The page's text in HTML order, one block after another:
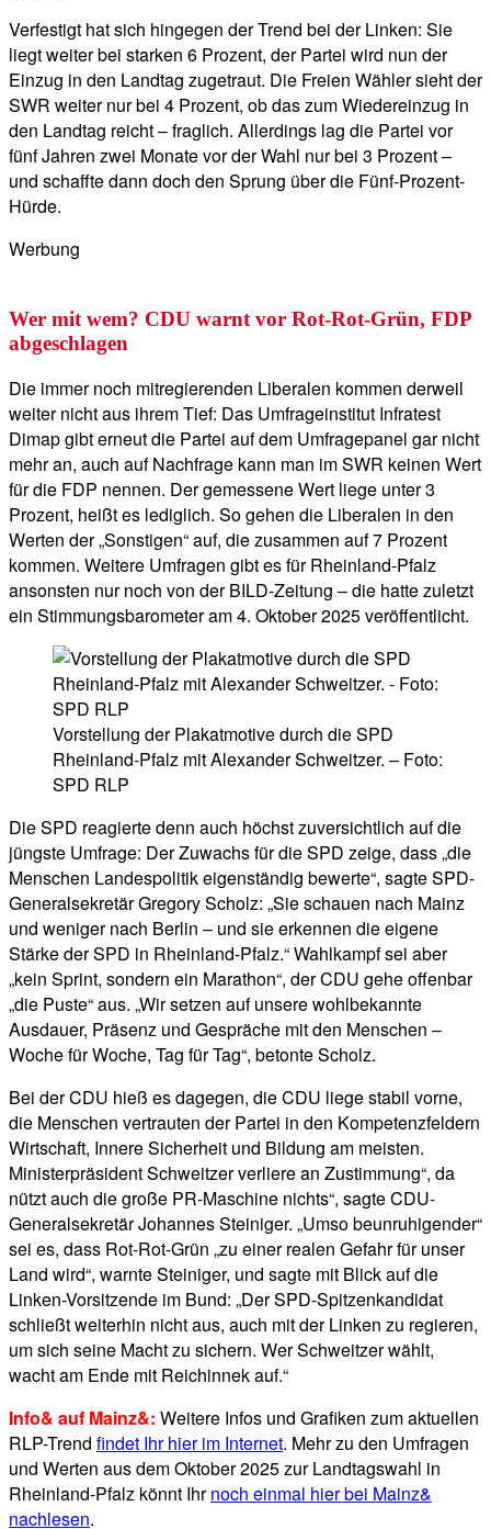
Verfestigt hat sich hingegen der Trend bei der Linken: Sie
liegt weiter bei starken 6 Prozent, der Partei wird nun der
Einzug in den Landtag zugetraut. Die Freien Wähler sieht der
SWR weiter nur bei 4 Prozent, ob das zum Wiedereinzug in
den Landtag reicht – fraglich. Allerdings lag die Partei vor
fünf Jahren zwei Monate vor der Wahl nur bei 3 Prozent –
und schaffte dann doch den Sprung über die Fünf-Prozent-
Hürde.
Werbung
Wer mit wem? CDU warnt vor Rot-Rot-Grün, FDP
abgeschlagen
Die immer noch mitregierenden Liberalen kommen derweil
weiter nicht aus ihrem Tief: Das Umfrageinstitut Infratest
Dimap gibt erneut die Partei auf dem Umfragepanel gar nicht
mehr an, auch auf Nachfrage kann man im SWR keinen Wert
für die FDP nennen. Der gemessene Wert liege unter 3
Prozent, heißt es lediglich. So gehen die Liberalen in den
Werten der „Sonstigen“ auf, die zusammen auf 7 Prozent
kommen. Weitere Umfragen gibt es für Rheinland-Pfalz
ansonsten nur noch von der BILD-Zeitung – die hatte zuletzt
ein Stimmungsbarometer am 4. Oktober 2025 veröffentlicht.
Vorstellung der Plakatmotive durch die SPD
Rheinland-Pfalz mit Alexander Schweitzer. – Foto:
SPD RLP
Die SPD reagierte denn auch höchst zuversichtlich auf die
jüngste Umfrage: Der Zuwachs für die SPD zeige, dass „die
Menschen Landespolitik eigenständig bewerte“, sagte SPD-
Generalsekretär Gregory Scholz: „Sie schauen nach Mainz
und weniger nach Berlin – und sie erkennen die eigene
Stärke der SPD in Rheinland-Pfalz.“ Wahlkampf sei aber
„kein Sprint, sondern ein Marathon“, der CDU gehe offenbar
„die Puste“ aus. „Wir setzen auf unsere wohlbekannte
Ausdauer, Präsenz und Gespräche mit den Menschen –
Woche für Woche, Tag für Tag“, betonte Scholz.
Bei der CDU hieß es dagegen, die CDU liege stabil vorne,
die Menschen vertrauten der Partei in den Kompetenzfeldern
Wirtschaft, Innere Sicherheit und Bildung am meisten.
Ministerpräsident Schweitzer verliere an Zustimmung“, da
nützt auch die große PR-Maschine nichts“, sagte CDU-
Generalsekretär Johannes Steiniger. „Umso beunruhigender“
sei es, dass Rot-Rot-Grün „zu einer realen Gefahr für unser
Land wird“, warnte Steiniger, und sagte mit Blick auf die
Linken-Vorsitzende im Bund: „Der SPD-Spitzenkandidat
schließt weiterhin nicht aus, auch mit der Linken zu regieren,
um sich seine Macht zu sichern. Wer Schweitzer wählt,
wacht am Ende mit Reichinnek auf.“
Info& auf Mainz&: Weitere Infos und Grafiken zum aktuellen
RLP-Trend findet Ihr hier im Internet. Mehr zu den Umfragen
und Werten aus dem Oktober 2025 zur Landtagswahl in
Rheinland-Pfalz könnt Ihrnoch einmal hier bei Mainz&
nachlesen.